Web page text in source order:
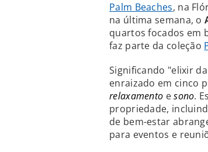
Palm Beaches, na
na última semana, o
quartos focados em
faz parte da coleção
Significando "elixir
enraizado em cinco
relaxamento esono.
propriedade,
de bem-estar
para eventos e